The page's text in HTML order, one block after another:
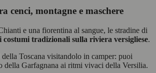
cenci, montagne e maschere
e una fiorentina al sangue, le stradine di
i costumi tradizionali sulla riviera versigliese.
Toscana visitandolo in camper: puoi
della Garfagnana ai ritmi vivaci della Versilia.